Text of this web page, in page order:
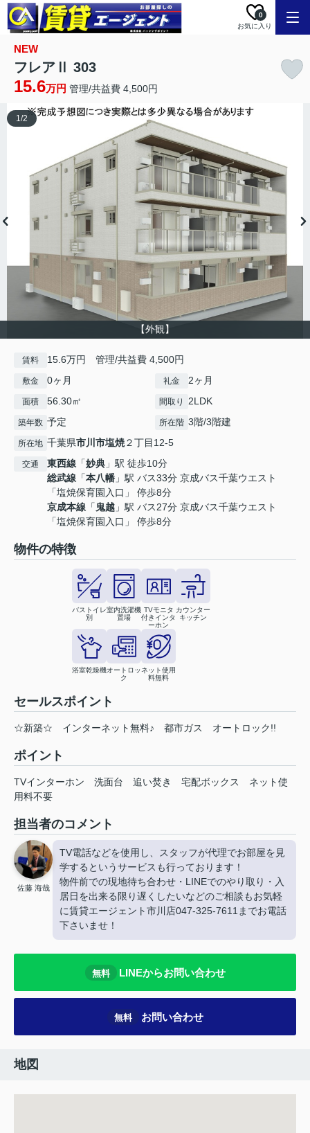
お気に入り
0
NEW
フレアⅡ 303
15.6万円 管理/共益費 4,500円
【外観】
1/2
賃料 15.6万円 管理/共益費 4,500円
敷金 0ヶ月 礼金 2ヶ月
面積 56.30㎡ 間取り 2LDK
築年数 予定 所在階 3階/3階建
所在地 千葉県市川市塩焼２丁目12-5
交通 東西線 「妙典 」駅 徒歩10分
総武線 「本八幡 」駅 バス33分 京成バス千葉ウエスト
「塩焼保育園入口」 停歩8分
京成本線 「 鬼越 」駅 バス27分 京成バス千葉ウエスト
「塩焼保育園入口」 停歩8分
物件の特徴
バストイレ
別
室内洗濯機
置場
TVモニタ
付きインタ
ーホン
カウンター
キッチン
浴室乾燥機オートロッ
ク
ネット使用
料無料
セールスポイント
☆新築☆ インターネット無料♪ 都市ガス オートロック!!
ポイント
TVインターホン 洗面台 追い焚き 宅配ボックス
ネット使
用料不要
担当者のコメント
佐藤 海哉
TV電話などを使用し、スタッフが代理でお部屋を見
学するというサービスも行っております！
物件前での現地待ち合わせ・LINEでのやり取り・入
居日を出来る限り遅くしたいなどのご相談もお気軽
に賃貸エージェント市川店047-325-7611までお電話
下さいませ！
無料 LINEからお問い合わせ
無料 お問い合わせ
地図